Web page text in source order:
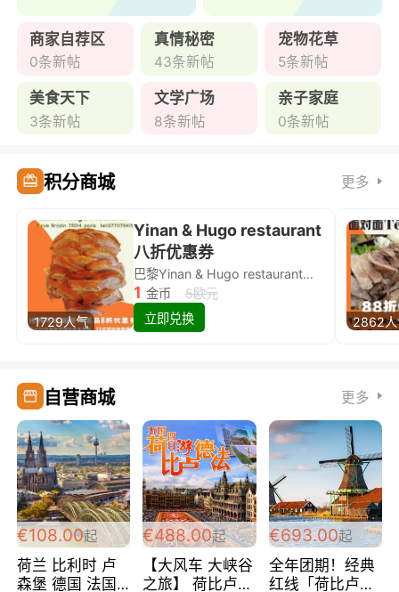
商家自荐区
0条新帖
真情秘密
43条新帖
宠物花草
5条新帖
美食天下
3条新帖
文学广场
8条新帖
亲子家庭
0条新帖
积分商城 更多
1729人气
Yinan & Hugo restaurant
八折优惠券
巴黎Yinan & Hugo restaurant除简餐类全场8折
1 金币
5欧元
立即兑换
2862
自营商城 更多
€108.00起
荷兰 比利时 卢
森堡 德国 法国
€488.00起
【大风车 大峡谷
之旅】 荷比卢德
€693.00起
全年团期！经典
红线「荷比卢德